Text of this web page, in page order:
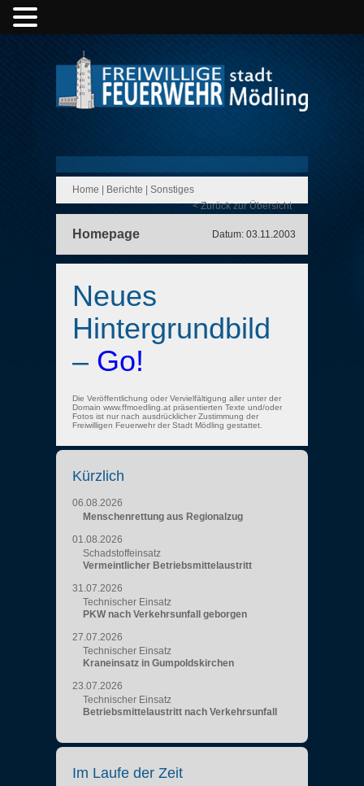
Home Berichte
Sonstiges
< Zurück zur Übersicht
Homepage Datum: 03.11.2003
Neues
Hintergrundbild
– Go!
Die Veröffentlichung oder Vervielfältigung aller unter der
Domain www.ffmoedling.at präsentierten Texte und/oder
Fotos ist nur nach ausdrücklicher Zustimmung der
Freiwilligen Feuerwehr der Stadt Mödling gestattet.
Kürzlich
06.08.2026
Menschenrettung aus Regionalzug
01.08.2026
Schadstoffeinsatz
Vermeintlicher Betriebsmittelaustritt
31.07.2026
Technischer Einsatz
PKW nach Verkehrsunfall geborgen
27.07.2026
Technischer Einsatz
Kraneinsatz in Gumpoldskirchen
23.07.2026
Technischer Einsatz
Betriebsmittelaustritt nach Verkehrsunfall
Im Laufe der Zeit